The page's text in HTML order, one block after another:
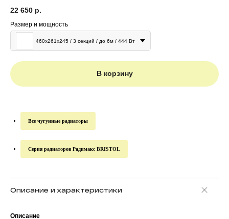
22 650 р.
Размер и мощность
460x261x245 / 3 секций / до 6м / 444 Вт
В корзину
Все чугунные радиаторы
Серия радиаторов Радимакс BRISTOL
Описание и характеристики
Описание